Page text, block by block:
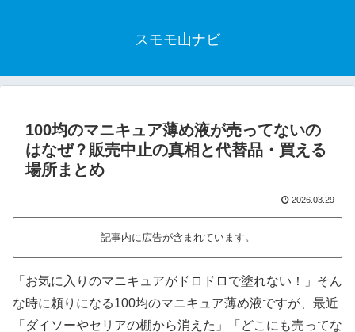
スモモ山ナビ
100均のマニキュア薄め液が売ってないの
はなぜ？販売中止の真相と代替品・買える
場所まとめ
2026.03.29
記事内に広告が含まれています。
「お気に入りのマニキュアがドロドロで塗れない！」そん
な時に頼りになる100均のマニキュア薄め液ですが、最近
「ダイソーやセリアの棚から消えた」「どこにも売ってな